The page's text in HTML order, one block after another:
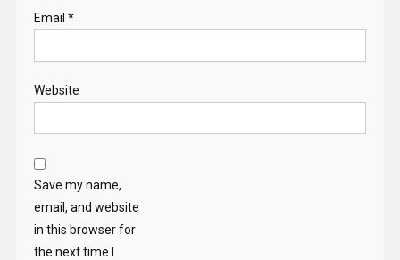
Email *
Website
Save my name,
email, and website
in this browser for
the next time I